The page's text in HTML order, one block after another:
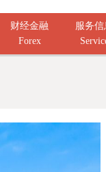
财经金融
Forex
服务信